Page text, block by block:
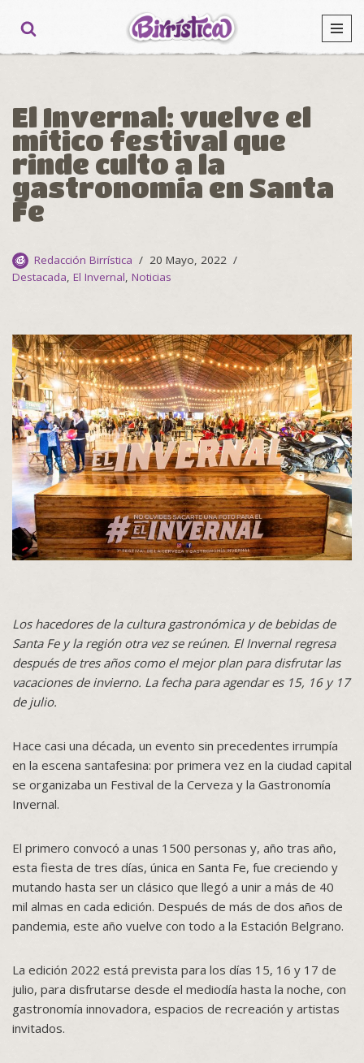
El Invernal: vuelve el
mítico festival que
rinde culto a la
gastronomía en Santa
Fe
Redacción Birrística
20 Mayo, 2022
Destacada, El Invernal, Noticias
Los hacedores de la cultura gastronómica y de bebidas de
Santa Fe y la región otra vez se reúnen. El Invernal regresa
después de tres años como el mejor plan para disfrutar las
vacaciones de invierno. La fecha para agendar es 15, 16 y 17
de julio.
Hace casi una década, un evento sin precedentes irrumpía
en la escena santafesina: por primera vez en la ciudad capital
se organizaba un Festival de la Cerveza y la Gastronomía
Invernal.
El primero convocó a unas 1500 personas y, año tras año,
esta fiesta de tres días, única en Santa Fe, fue creciendo y
mutando hasta ser un clásico que llegó a unir a más de 40
mil almas en cada edición. Después de más de dos años de
pandemia, este año vuelve con todo a la Estación Belgrano.
La edición 2022 está prevista para los días 15, 16 y 17 de
julio, para disfrutarse desde el mediodía hasta la noche, con
gastronomía innovadora, espacios de recreación y artistas
invitados.